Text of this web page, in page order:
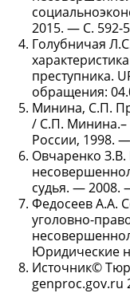
2015. — С. 592-
Голубничая
преступника.
обращения:
Минина, С.П.
/ С.П.
России, 1998.
Овчаренко
судья. —
Федосеев А.А.
уголовно-
Юридические
Источник©
genproc.gov.ru